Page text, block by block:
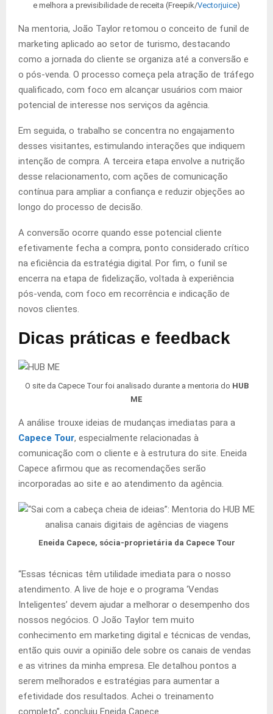
e melhora a previsibilidade de receita (Freepik/Vectorjuice)
Na mentoria, João Taylor retomou o conceito de funil de
marketing aplicado ao setor de turismo, destacando
como a jornada do cliente se organiza até a conversão e
o pós-venda. O processo começa pela atração de tráfego
qualificado, com foco em alcançar usuários com maior
potencial de interesse nos serviços da agência.
Em seguida, o trabalho se concentra no engajamento
desses visitantes, estimulando interações que indiquem
intenção de compra. A terceira etapa envolve a nutrição
desse relacionamento, com ações de comunicação
contínua para ampliar a confiança e reduzir objeções ao
longo do processo de decisão.
A conversão ocorre quando esse potencial cliente
efetivamente fecha a compra, ponto considerado crítico
na eficiência da estratégia digital. Por fim, o funil se
encerra na etapa de fidelização, voltada à experiência
pós-venda, com foco em recorrência e indicação de
novos clientes.
Dicas práticas e feedback
O site da Capece Tour foi analisado durante a mentoria do HUB
ME
A análise trouxe ideias de mudanças imediatas para a
Capece Tour, especialmente relacionadas à
comunicação com o cliente e à estrutura do site. Eneida
Capece afirmou que as recomendações serão
incorporadas ao site e ao atendimento da agência.
Eneida Capece, sócia-proprietária da Capece Tour
“Essas técnicas têm utilidade imediata para o nosso
atendimento. A live de hoje e o programa ‘Vendas
Inteligentes’ devem ajudar a melhorar o desempenho dos
nossos negócios. O João Taylor tem muito
conhecimento em marketing digital e técnicas de vendas,
então quis ouvir a opinião dele sobre os canais de vendas
e as vitrines da minha empresa. Ele detalhou pontos a
serem melhorados e estratégias para aumentar a
efetividade dos resultados. Achei o treinamento
completo”, concluiu Eneida Capece.